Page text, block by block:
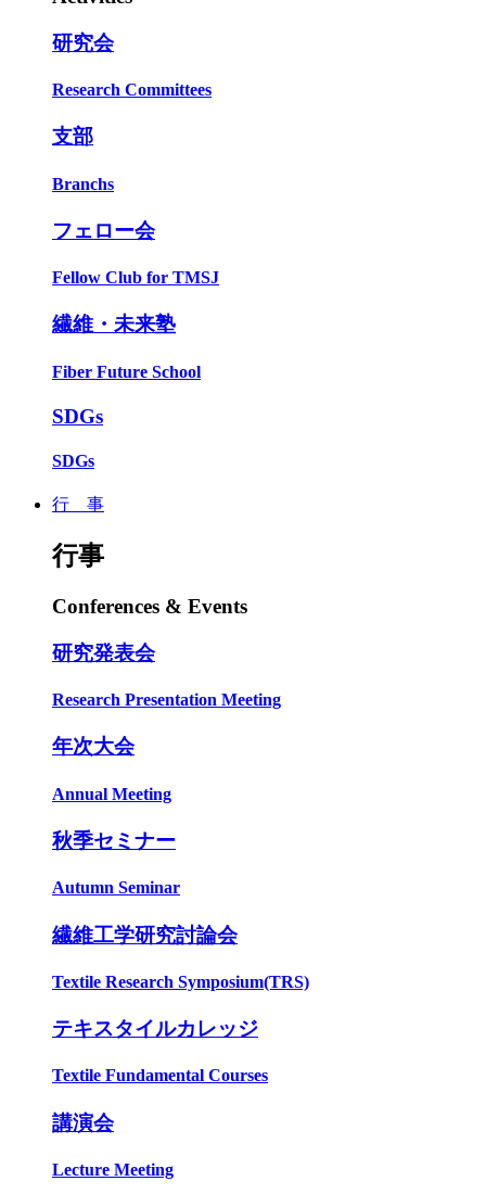
研究会
Research Committees
支部
Branchs
フェロー会
Fellow Club for TMSJ
繊維・未来塾
Fiber Future School
SDGs
SDGs
行 事
行事
Conferences & Events
研究発表会
Research Presentation Meeting
年次大会
Annual Meeting
秋季セミナー
Autumn Seminar
繊維工学研究討論会
Textile Research Symposium(TRS)
テキスタイルカレッジ
Textile Fundamental Courses
講演会
Lecture Meeting